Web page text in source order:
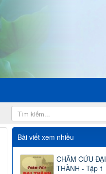
Bài viết xem nhiều
CHÂM CỨU ĐẠI
THÀNH - Tập 1